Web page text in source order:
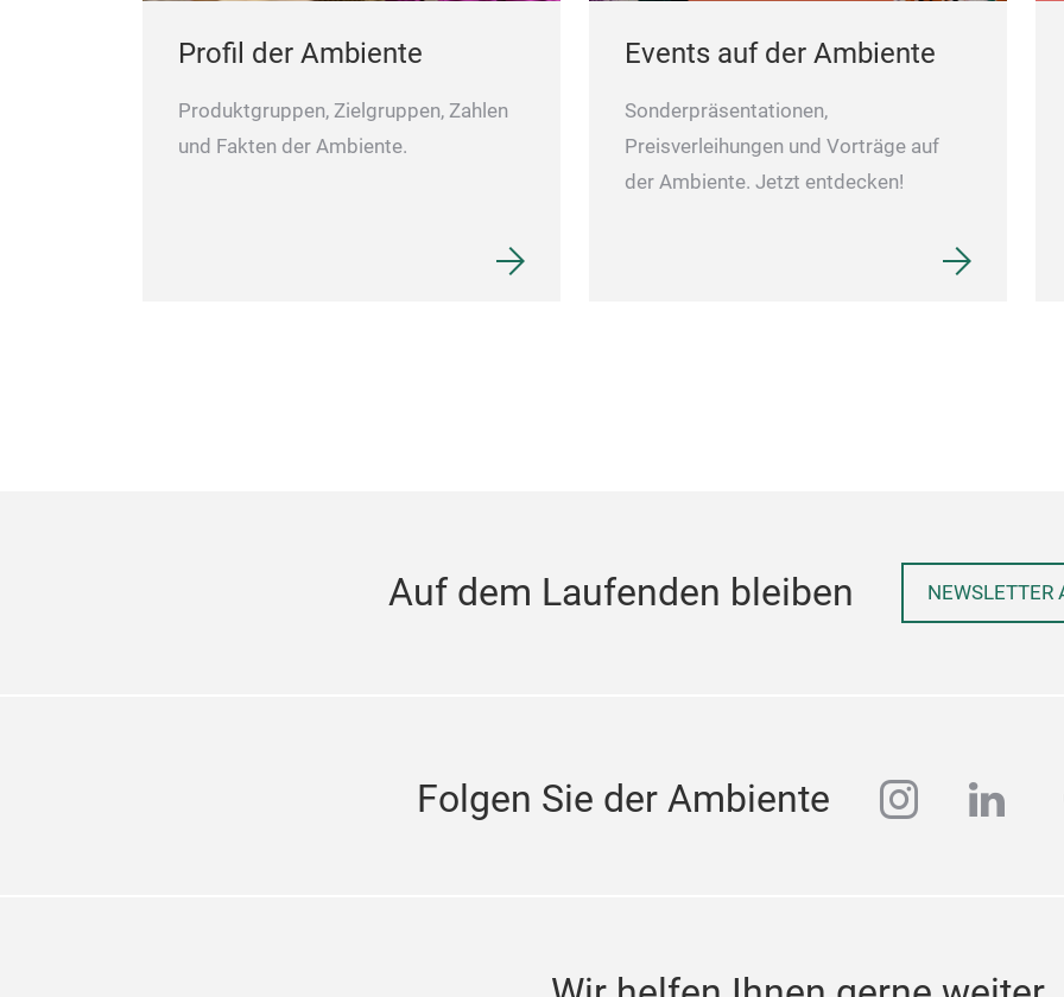
Profil der Ambiente
Produktgruppen, Zielgruppen, Zahlen
und Fakten der Ambiente.
Events auf der Ambiente
Sonderpräsentationen,
Preisverleihungen und Vorträge auf
der Ambiente. Jetzt entdecken!
Auf dem Laufenden bleiben NEWSLETTER
Folgen Sie der Ambiente